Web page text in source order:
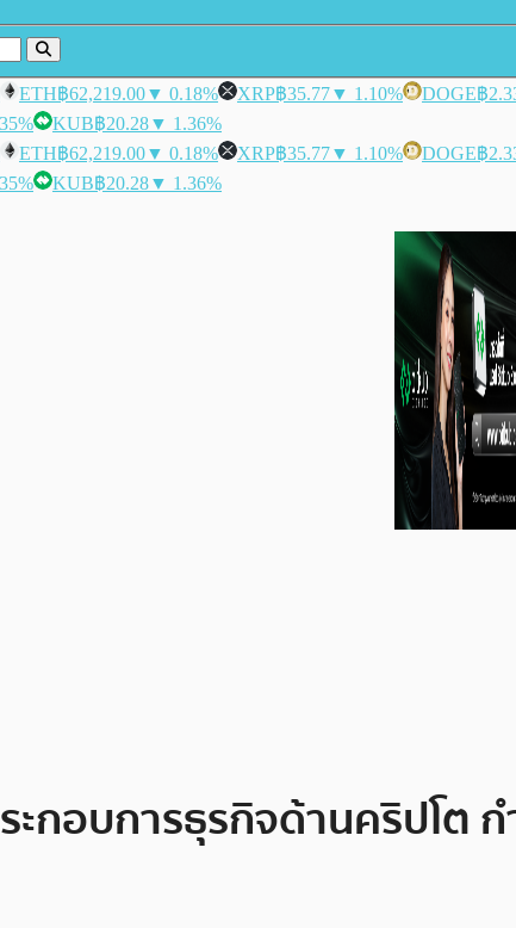
ETH฿62,219.00▼ 0.18% XRP฿35.77▼ 1.10% DOGE฿
KUB฿20.28▼ 1.36%
ETH฿62,219.00▼ 0.18% XRP฿35.77▼ 1.10% DOGE฿
KUB฿20.28▼ 1.36%
ะกอบการธุรกิจด้านคริปโต